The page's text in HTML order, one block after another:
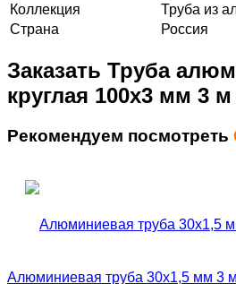
Коллекция
Труба из
Страна
Россия
Заказать Труба
круглая 100х3 мм 3
Рекомендуем посмотреть
Алюминиевая труба 30х1,5 мм 3 м